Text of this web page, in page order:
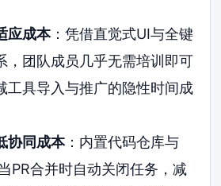
应成本：凭借直觉式UI与全键
，团队成员几乎无需培训即可
工具导入与推广的隐性时间成
协同成本：内置代码仓库与
PR合并时自动关闭任务，减